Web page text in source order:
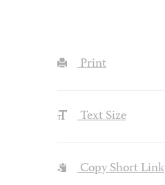
Print
Text Size
Copy Short Link